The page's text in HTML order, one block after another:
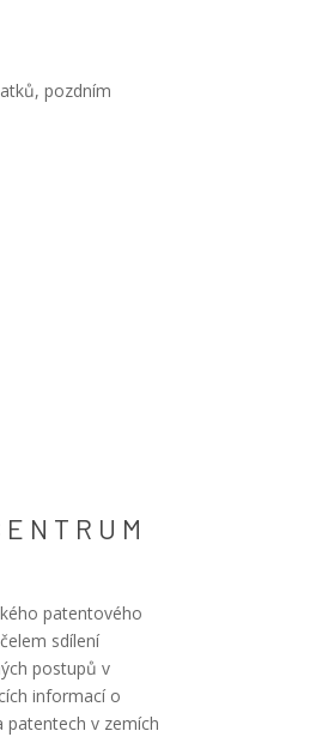
pozdním
patentového
sdílení
postupů v
informací o
patentech v zemích